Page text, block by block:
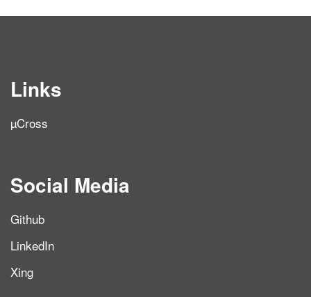
Links
µCross
Social Media
Github
LinkedIn
Xing